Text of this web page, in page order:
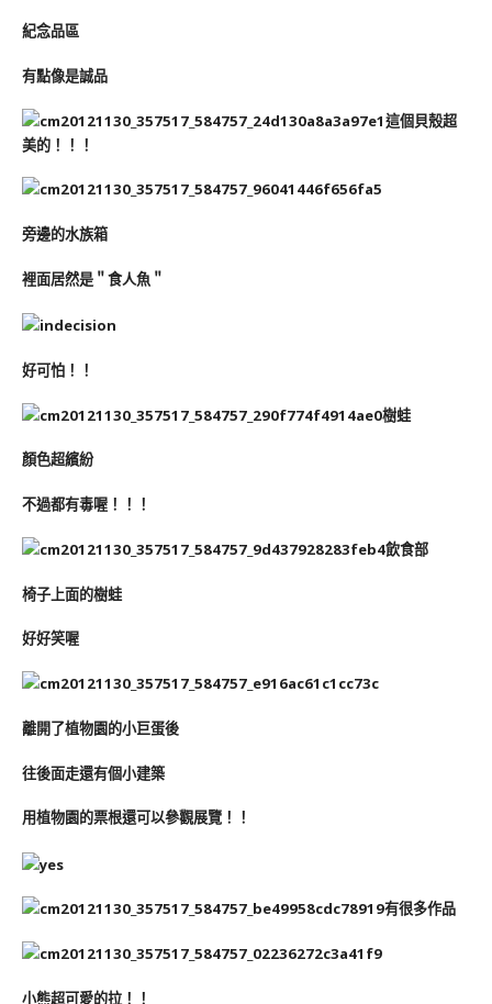
紀念品區
有點像是誠品
這個貝殼超
美的！！！
旁邊的水族箱
裡面居然是＂食人魚＂
好可怕！！
樹蛙
顏色超繽紛
不過都有毒喔！！！
飲食部
椅子上面的樹蛙
好好笑喔
離開了植物園的小巨蛋後
往後面走還有個小建築
用植物園的票根還可以參觀展覽！！
有很多作品
小熊超可愛的拉！！